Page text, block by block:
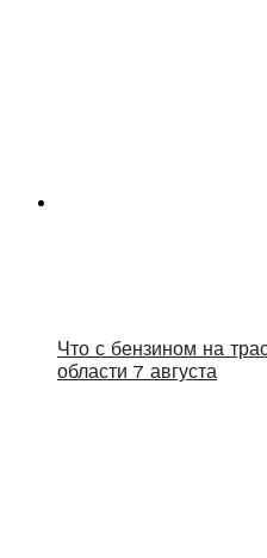
Что с бензином на
области 7 августа